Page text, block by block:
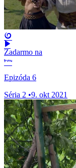
Zadarmo na
Epizóda 6
Séria 2 •9. okt 2021